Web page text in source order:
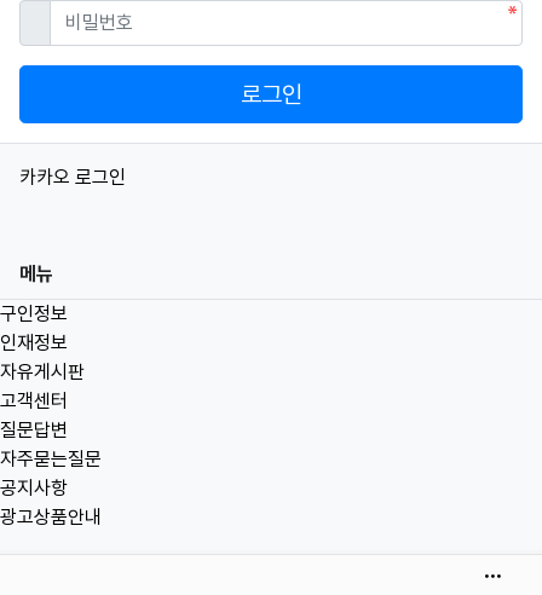
비밀번호필수
로그인
소셜계정으로 로그인
카카오 로그인
메뉴
구인정보
인재정보
자유게시판
고객센터
질문답변
자주묻는질문
공지사항
광고상품안내